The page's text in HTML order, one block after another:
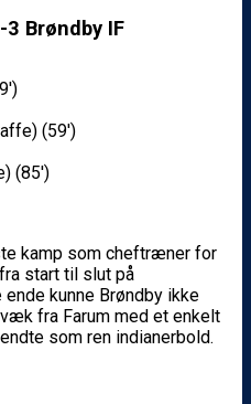
Brøndby IF
(59′)
(85′)
kamp som cheftræner for
start til slut på
kunne Brøndby ikke
fra Farum med et enkelt
som ren indianerbold.